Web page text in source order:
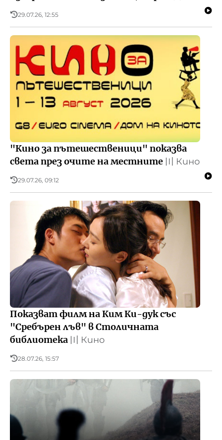
29.07.26, 12:55
"Кино за пътешественици" показва
света през очите на местните 〣 Кино
29.07.26, 09:12
Показват филм на Ким Ки-дук със
"Сребърен лъв" в Столичната
библиотека 〣 Кино
28.07.26, 15:57